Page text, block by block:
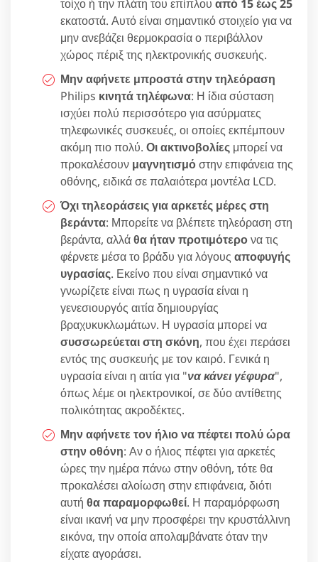
τοίχο ή την πλάτη του επίπλου από 15 έως 25
εκατοστά. Αυτό είναι σημαντικό στοιχείο για να
μην ανεβάζει θερμοκρασία ο περιβάλλον
χώρος πέριξ της ηλεκτρονικής συσκευής.
Μην αφήνετε μπροστά στην τηλεόραση
Philips κινητά τηλέφωνα: Η ίδια σύσταση
ισχύει πολύ περισσότερο για ασύρματες
τηλεφωνικές συσκευές, οι οποίες εκπέμπουν
ακόμη πιο πολύ. Οι ακτινοβολίες μπορεί να
προκαλέσουν μαγνητισμόστην επιφάνεια της
οθόνης, ειδικά σε παλαιότερα μοντέλα LCD.
Όχι τηλεοράσεις για αρκετές μέρες στη
βεράντα: Μπορείτε να βλέπετε τηλεόραση στη
βεράντα, αλλάθα ήταν προτιμότερονα τις
φέρνετε μέσα το βράδυ για λόγους αποφυγής
υγρασίας. Εκείνο που είναι σημαντικό να
γνωρίζετε είναι πως η υγρασία είναι η
γενεσιουργός αιτία δημιουργίας
βραχυκυκλωμάτων. Η υγρασία μπορεί να
συσσωρεύεται στη σκόνη, που έχει περάσει
εντός της συσκευής με τον καιρό. Γενικά η
υγρασία είναι η αιτία για "να κάνει γέφυρα",
όπως λέμε οι ηλεκτρονικοί, σε δύο αντίθετης
πολικότητας ακροδέκτες.
Μην αφήνετε τον ήλιο να πέφτει πολύ ώρα
στην οθόνη: Αν ο ήλιος πέφτει για αρκετές
ώρες την ημέρα πάνω στην οθόνη, τότε θα
προκαλέσει αλοίωση στην επιφάνεια, διότι
αυτή θα παραμορφωθεί. Η παραμόρφωση
είναι ικανή να μην προσφέρει την κρυστάλλινη
εικόνα, την οποία απολαμβάνατε όταν την
είχατε αγοράσει.